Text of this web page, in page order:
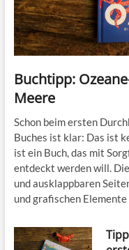
Buchtipp:
Meere
Schon beim ersten
Buches ist klar: Das ist
ist ein Buch, das mit
entdeckt werden will.
und ausklappbaren
und grafischen